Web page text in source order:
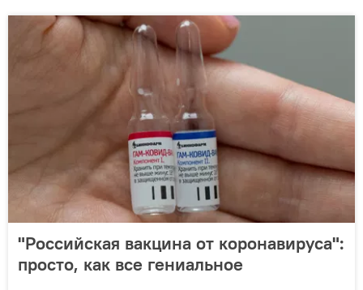
"Российская вакцина от коронавируса":
просто, как все гениальное